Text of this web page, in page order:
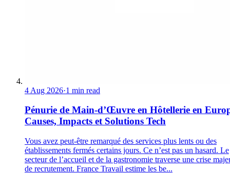
4 Aug 2026·1 min read
Pénurie de Main-d’Œuvre en Hôtellerie en
Causes, Impacts et Solutions Tech
Vous avez peut-être remarqué des services plus lents ou des
établissements fermés certains jours. Ce n’est pas un hasard. Le
secteur de l’accueil et de la gastronomie traverse une crise
de recrutement. France Travail estime les be...